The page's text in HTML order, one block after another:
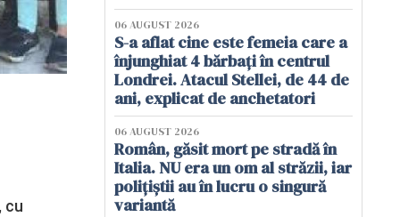
cu
06 AUGUST 2026
S-a aflat cine este femeia care a
înjunghiat 4 bărbați în centrul
Londrei. Atacul Stellei, de 44 de
ani, explicat de anchetatori
06 AUGUST 2026
Român, găsit mort pe stradă în
Italia. NU era un om al străzii, iar
polițiștii au în lucru o singură
variantă